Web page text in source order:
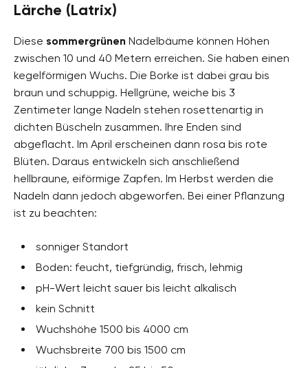
Lärche (Latrix)
Diese sommergrünen Nadelbäume können Höhen
zwischen 10 und 40 Metern erreichen. Sie haben einen
kegelförmigen Wuchs. Die Borke ist dabei grau bis
braun und schuppig. Hellgrüne, weiche bis 3
Zentimeter lange Nadeln stehen rosettenartig in
dichten Büscheln zusammen. Ihre Enden sind
abgeflacht. Im April erscheinen dann rosa bis rote
Blüten. Daraus entwickeln sich anschließend
hellbraune, eiförmige Zapfen. Im Herbst werden die
Nadeln dann jedoch abgeworfen. Bei einer Pflanzung
ist zu beachten:
sonniger Standort
Boden: feucht, tiefgründig, frisch, lehmig
pH-Wert leicht sauer bis leicht alkalisch
kein Schnitt
Wuchshöhe 1500 bis 4000 cm
Wuchsbreite 700 bis 1500 cm